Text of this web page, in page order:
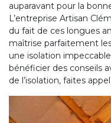
auparavant pour la
L’entreprise Artisan
du fait de ces longues
maîtrise parfaitement
une isolation
bénéficier des conseils
de l’isolation, faites